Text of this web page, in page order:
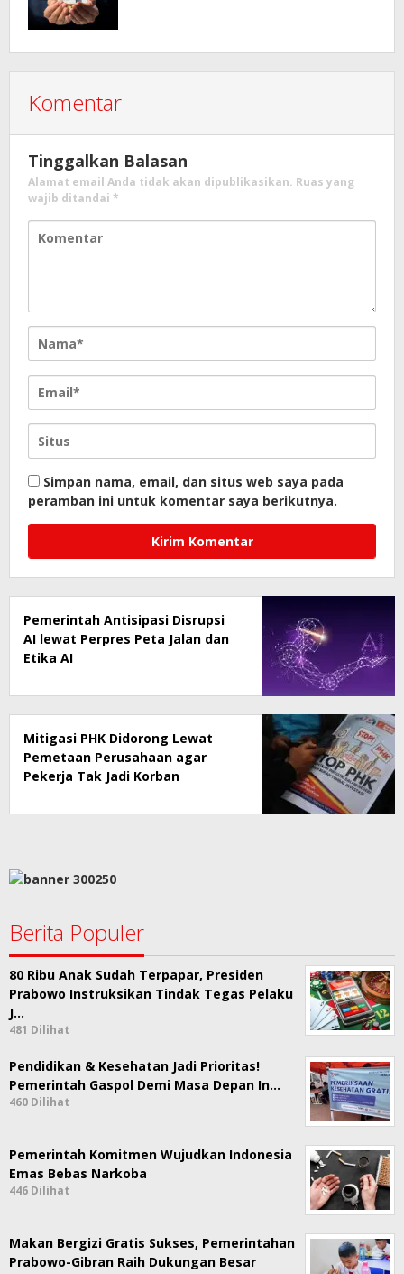
Komentar
Tinggalkan Balasan
Alamat email Anda tidak akan dipublikasikan. Ruas yang
wajib ditandai *
Simpan nama, email, dan situs web saya pada
peramban ini untuk komentar saya berikutnya.
Pemerintah Antisipasi Disrupsi
AI lewat Perpres Peta Jalan dan
Etika AI
Mitigasi PHK Didorong Lewat
Pemetaan Perusahaan agar
Pekerja Tak Jadi Korban
Berita Populer
80 Ribu Anak Sudah Terpapar, Presiden
Prabowo Instruksikan Tindak Tegas Pelaku
J…
481 Dilihat
Pendidikan & Kesehatan Jadi Prioritas!
Pemerintah Gaspol Demi Masa Depan In…
460 Dilihat
Pemerintah Komitmen Wujudkan Indonesia
Emas Bebas Narkoba
446 Dilihat
Makan Bergizi Gratis Sukses, Pemerintahan
Prabowo-Gibran Raih Dukungan Besar